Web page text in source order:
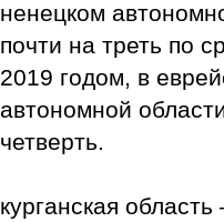
ненецком
почти на треть по
2019 годом, в
автономной
четверть.
курганская